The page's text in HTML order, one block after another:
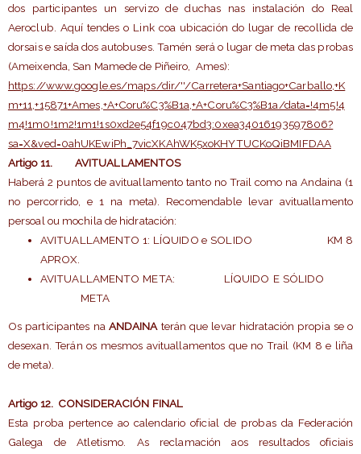
dos participantes un servizo de duchas nas instalación do Real
Aeroclub. Aquí tendes o Link coa ubicación do lugar de recollida de
dorsais e saída dos autobuses. Tamén será o lugar de meta das probas
(Ameixenda, San Mamede de Piñeiro, Ames):
https://www.google.es/maps/dir/''/Carretera+Santiago+Carballo,+K
m+11,+15871+Ames,+A+Coru%C3%B1a,+A+Coru%C3%B1a/data=!4m5!4
m4!1m0!1m2!1m1!1s0xd2e54f19c047bd3:0xea34016193597806?
sa=X&ved=0ahUKEwiPh_7vicXKAhWK5xoKHYTUCKoQiBMIFDAA
Artigo 11. AVITUALLAMENTOS
Haberá 2 puntos de avituallamento tanto no Trail como na Andaina (1
no percorrido, e 1 na meta). Recomendable levar avituallamento
persoal ou mochila de hidratación:
AVITUALLAMENTO 1: LÍQUIDO e SOLIDO KM 8
APROX.
AVITUALLAMENTO META: LÍQUIDO E SÓLIDO
META
Os participantes na ANDAINAterán que levar hidratación propia se o
desexan. Terán os mesmos avituallamentos que no Trail (KM 8 e liña
de meta).
Artigo 12. CONSIDERACIÓN FINAL
Esta proba pertence ao calendario oficial de probas da Federación
Galega de Atletismo. As reclamación aos resultados oficiais